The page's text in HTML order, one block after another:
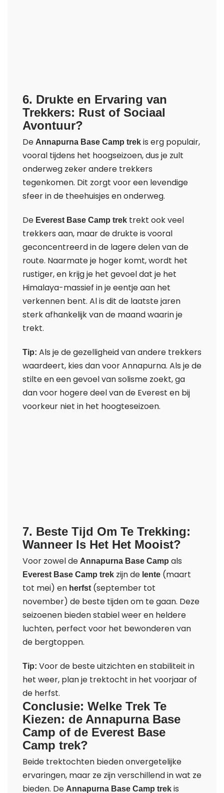
6. Drukte en Ervaring van
Trekkers: Rust of Sociaal
Avontuur?
De Annapurna Base Camp trek is erg populair,
vooral tijdens het hoogseizoen, dus je zult
onderweg zeker andere trekkers
tegenkomen. Dit zorgt voor een levendige
sfeer in de theehuisjes en onderweg.
De Everest Base Camp trek trekt ook veel
trekkers aan, maar de drukte is vooral
geconcentreerd in de lagere delen van de
route. Naarmate je hoger komt, wordt het
rustiger, en krijg je het gevoel dat je het
Himalaya-massief in je eentje aan het
verkennen bent. Al is dit de laatste jaren
sterk afhankelijk van de maand waarin je
trekt.
Tip: Als je de gezelligheid van andere trekkers
waardeert, kies dan voor Annapurna. Als je de
stilte en een gevoel van solisme zoekt, ga
dan voor hogere deel van de Everest en bij
voorkeur niet in het hoogteseizoen.
7. Beste Tijd Om Te Trekking:
Wanneer Is Het Het Mooist?
Voor zowel de Annapurna Base Camp als
Everest Base Camp trek zijn de lente (maart
tot mei) en herfst (september tot
november) de beste tijden om te gaan. Deze
seizoenen bieden stabiel weer en heldere
luchten, perfect voor het bewonderen van
de bergtoppen.
Tip: Voor de beste uitzichten en stabiliteit in
het weer, plan je trektocht in het voorjaar of
de herfst.
Conclusie: Welke Trek Te
Kiezen: de Annapurna Base
Camp of de Everest Base
Camp trek?
Beide trektochten bieden onvergetelijke
ervaringen, maar ze zijn verschillend in wat ze
bieden. De Annapurna Base Camp trek is